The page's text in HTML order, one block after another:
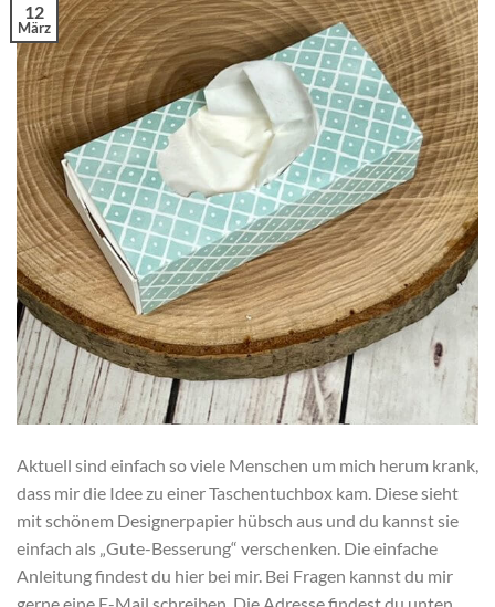
12
März
Aktuell sind einfach so viele Menschen um mich herum krank,
dass mir die Idee zu einer Taschentuchbox kam. Diese sieht
mit schönem Designerpapier hübsch aus und du kannst sie
einfach als „Gute-Besserung“ verschenken. Die einfache
Anleitung findest du hier bei mir. Bei Fragen kannst du mir